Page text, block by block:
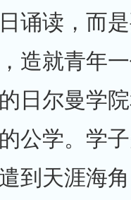
诵读，而
造就青年
日尔曼学
公学。学
到天涯海